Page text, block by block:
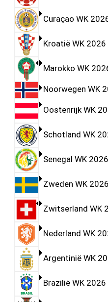
Curaçao WK
Kroatië WK
Marokko WK
Noorwegen WK
Oostenrijk WK
Schotland WK
Senegal WK
Zweden WK
Zwitserland WK
Nederland WK
Argentinië WK
Brazilië WK